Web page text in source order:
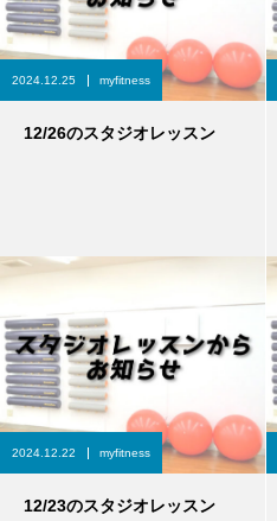
2024.12.25 myfitness
12/26のスタジオレッスン
2024.12.22 myfitness
12/23のスタジオレッスン